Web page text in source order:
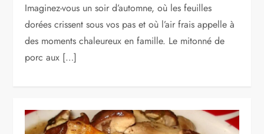
Imaginez-vous un soir d’automne, où les feuilles
dorées crissent sous vos pas et où l’air frais appelle à
des moments chaleureux en famille. Le mitonné de
porc aux […]